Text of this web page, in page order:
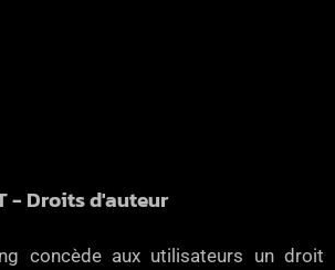
- Droits d'auteur
concède aux utilisateurs un droit